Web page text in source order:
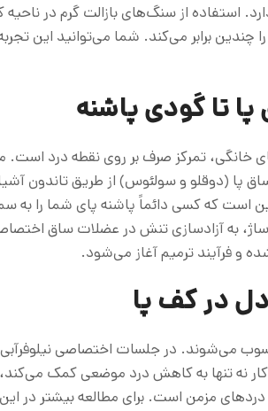
استفاده از سنگ‌های بازالت گرم در
چندین برابر می‌کند. شما می‌توانید این
تا گودی پاشنه
خانگی، تمرکز صرف بر روی نقطه درد است.
پا (دوقلو و سولئوس) از طریق تاندون
است که کسی دائماً پاشنه پای شما را به
به آزادسازی تنش در عضلات ساق
و فرآیند ترمیم آغاز می‌شود.
در کف پا
در جلسات اختصاصی نیلوفرآبی،
نه تنها به کاهش درد موضعی کمک
مزمن است. برای مطالعه بیشتر در این